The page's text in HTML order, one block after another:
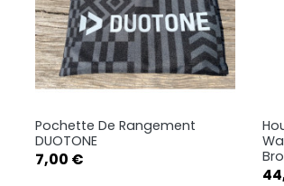
 Aperçu rapide
Pochette De Rangement
DUOTONE
Prix
7,00 €